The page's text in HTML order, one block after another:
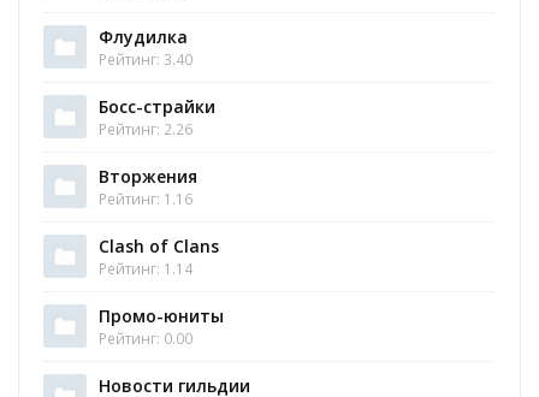
Флудилка
Рейтинг: 3.40
Босс-страйки
Рейтинг: 2.26
Вторжения
Рейтинг: 1.16
Clash of Clans
Рейтинг: 1.14
Промо-юниты
Рейтинг: 0.00
Новости гильдии